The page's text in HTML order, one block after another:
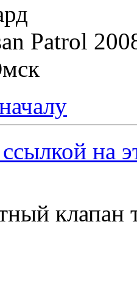
Patrol
клапан